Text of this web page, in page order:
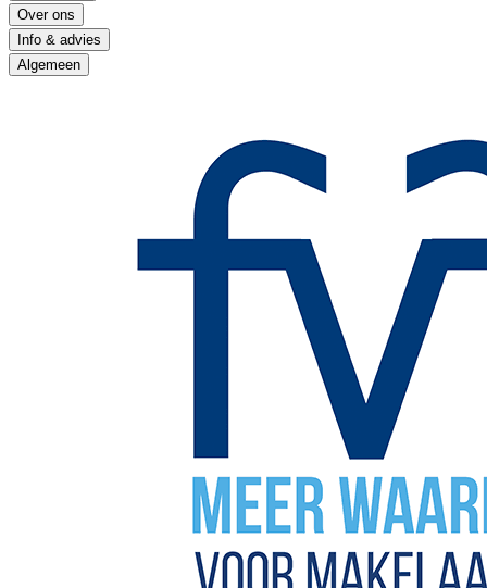
Over ons
Info & advies
Algemeen